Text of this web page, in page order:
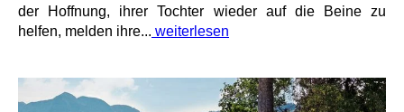
der Hoffnung, ihrer Tochter wieder auf die Beine zu
helfen, melden ihre... weiterlesen